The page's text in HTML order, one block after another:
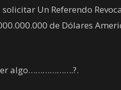
Un Referendo
de Dólares
algo……………….?.